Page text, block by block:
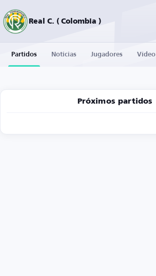
Real C. ( Colombia )
Partidos Noticias Jugadores Vídeo
Próximos partidos